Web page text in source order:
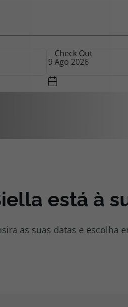
Check Out
está à
as suas datas e escolha